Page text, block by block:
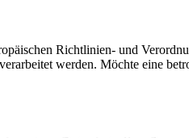
Richtlinien- und
werden. Möchte eine